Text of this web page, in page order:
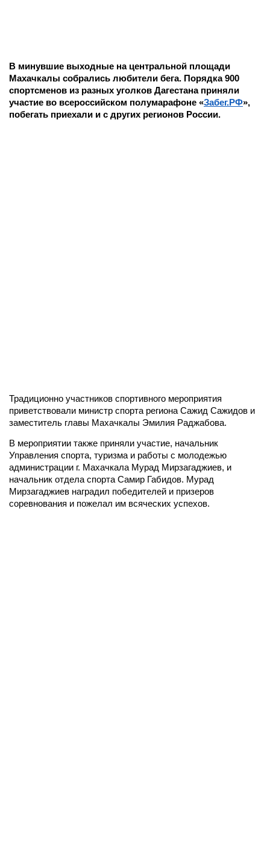
В минувшие выходные на центральной площади
Махачкалы собрались любители бега. Порядка 900
спортсменов из разных уголков Дагестана приняли
участие во всероссийском полумарафоне «Забег.РФ»,
побегать приехали и с других регионов России.
Традиционно участников спортивного мероприятия
приветствовали министр спорта региона Сажид Сажидов и
заместитель главы Махачкалы Эмилия Раджабова.
В мероприятии также приняли участие, начальник
Управления спорта, туризма и работы с молодежью
администрации г. Махачкала Мурад Мирзагаджиев, и
начальник отдела спорта Самир Габидов. Мурад
Мирзагаджиев наградил победителей и призеров
соревнования и пожелал им всяческих успехов.